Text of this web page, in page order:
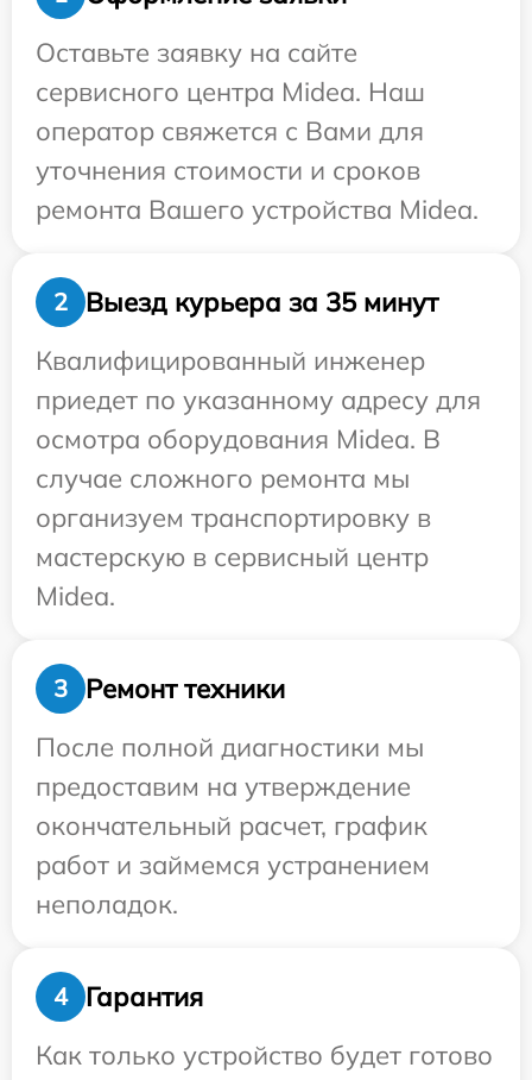
Оставьте заявку на сайте
сервисного центра Midea. Наш
оператор свяжется с Вами для
уточнения стоимости и сроков
ремонта Вашего устройства Midea.
2
Выезд курьера за 35 минут
Квалифицированный инженер
приедет по указанному адресу для
осмотра оборудования Midea. В
случае сложного ремонта мы
организуем транспортировку в
мастерскую в сервисный центр
Midea.
3
Ремонт техники
После полной диагностики мы
предоставим на утверждение
окончательный расчет, график
работ и займемся устранением
неполадок.
4
Гарантия
Как только устройство будет готово